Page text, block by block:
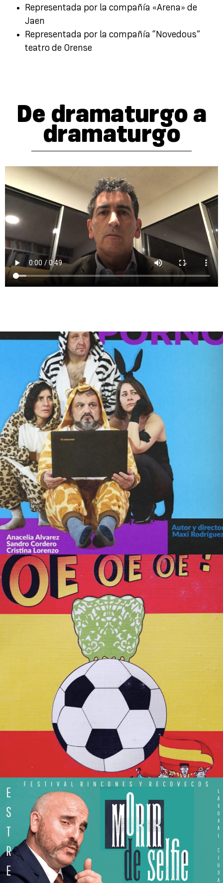
Representada por la compañía «Arena» de
Jaen
Representada por la compañía “Novedous”
teatro de Orense
De dramaturgo a
dramaturgo